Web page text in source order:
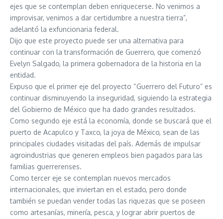
ejes que se contemplan deben enriquecerse. No venimos a
improvisar, venimos a dar certidumbre a nuestra tierra”,
adelantó la exfuncionaria federal.
Dijo que este proyecto puede ser una alternativa para
continuar con la transformación de Guerrero, que comenzó
Evelyn Salgado, la primera gobernadora de la historia en la
entidad.
Expuso que el primer eje del proyecto “Guerrero del Futuro” es
continuar disminuyendo la inseguridad, siguiendo la estrategia
del Gobierno de México que ha dado grandes resultados.
Como segundo eje está la economía, donde se buscará que el
puerto de Acapulco y Taxco, la joya de México, sean de las
principales ciudades visitadas del país. Además de impulsar
agroindustrias que generen empleos bien pagados para las
familias guerrerenses.
Como tercer eje se contemplan nuevos mercados
internacionales, que inviertan en el estado, pero donde
también se puedan vender todas las riquezas que se poseen
como artesanías, minería, pesca, y lograr abrir puertos de